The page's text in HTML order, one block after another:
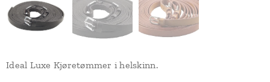
Ideal Luxe Kjøretømmer i helskinn.